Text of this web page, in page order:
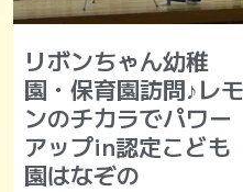
リボンちゃん幼稚
園・保育園訪問♪レモ
ンのチカラでパワー
アップin認定こども
園はなぞの